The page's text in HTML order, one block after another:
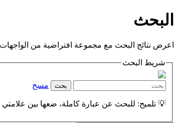
البحث
اعرض نتائج البحث مع مجموعة افتراضية من
شريط البحث
بحث مسح
💡 تلميح: للبحث عن عبارة كاملة، ضعها بين